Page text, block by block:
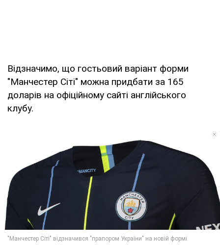
Відзначимо, що гостьовий варіант форми
"Манчестер Сіті" можна придбати за 165
доларів на офіційному сайті англійського
клубу.